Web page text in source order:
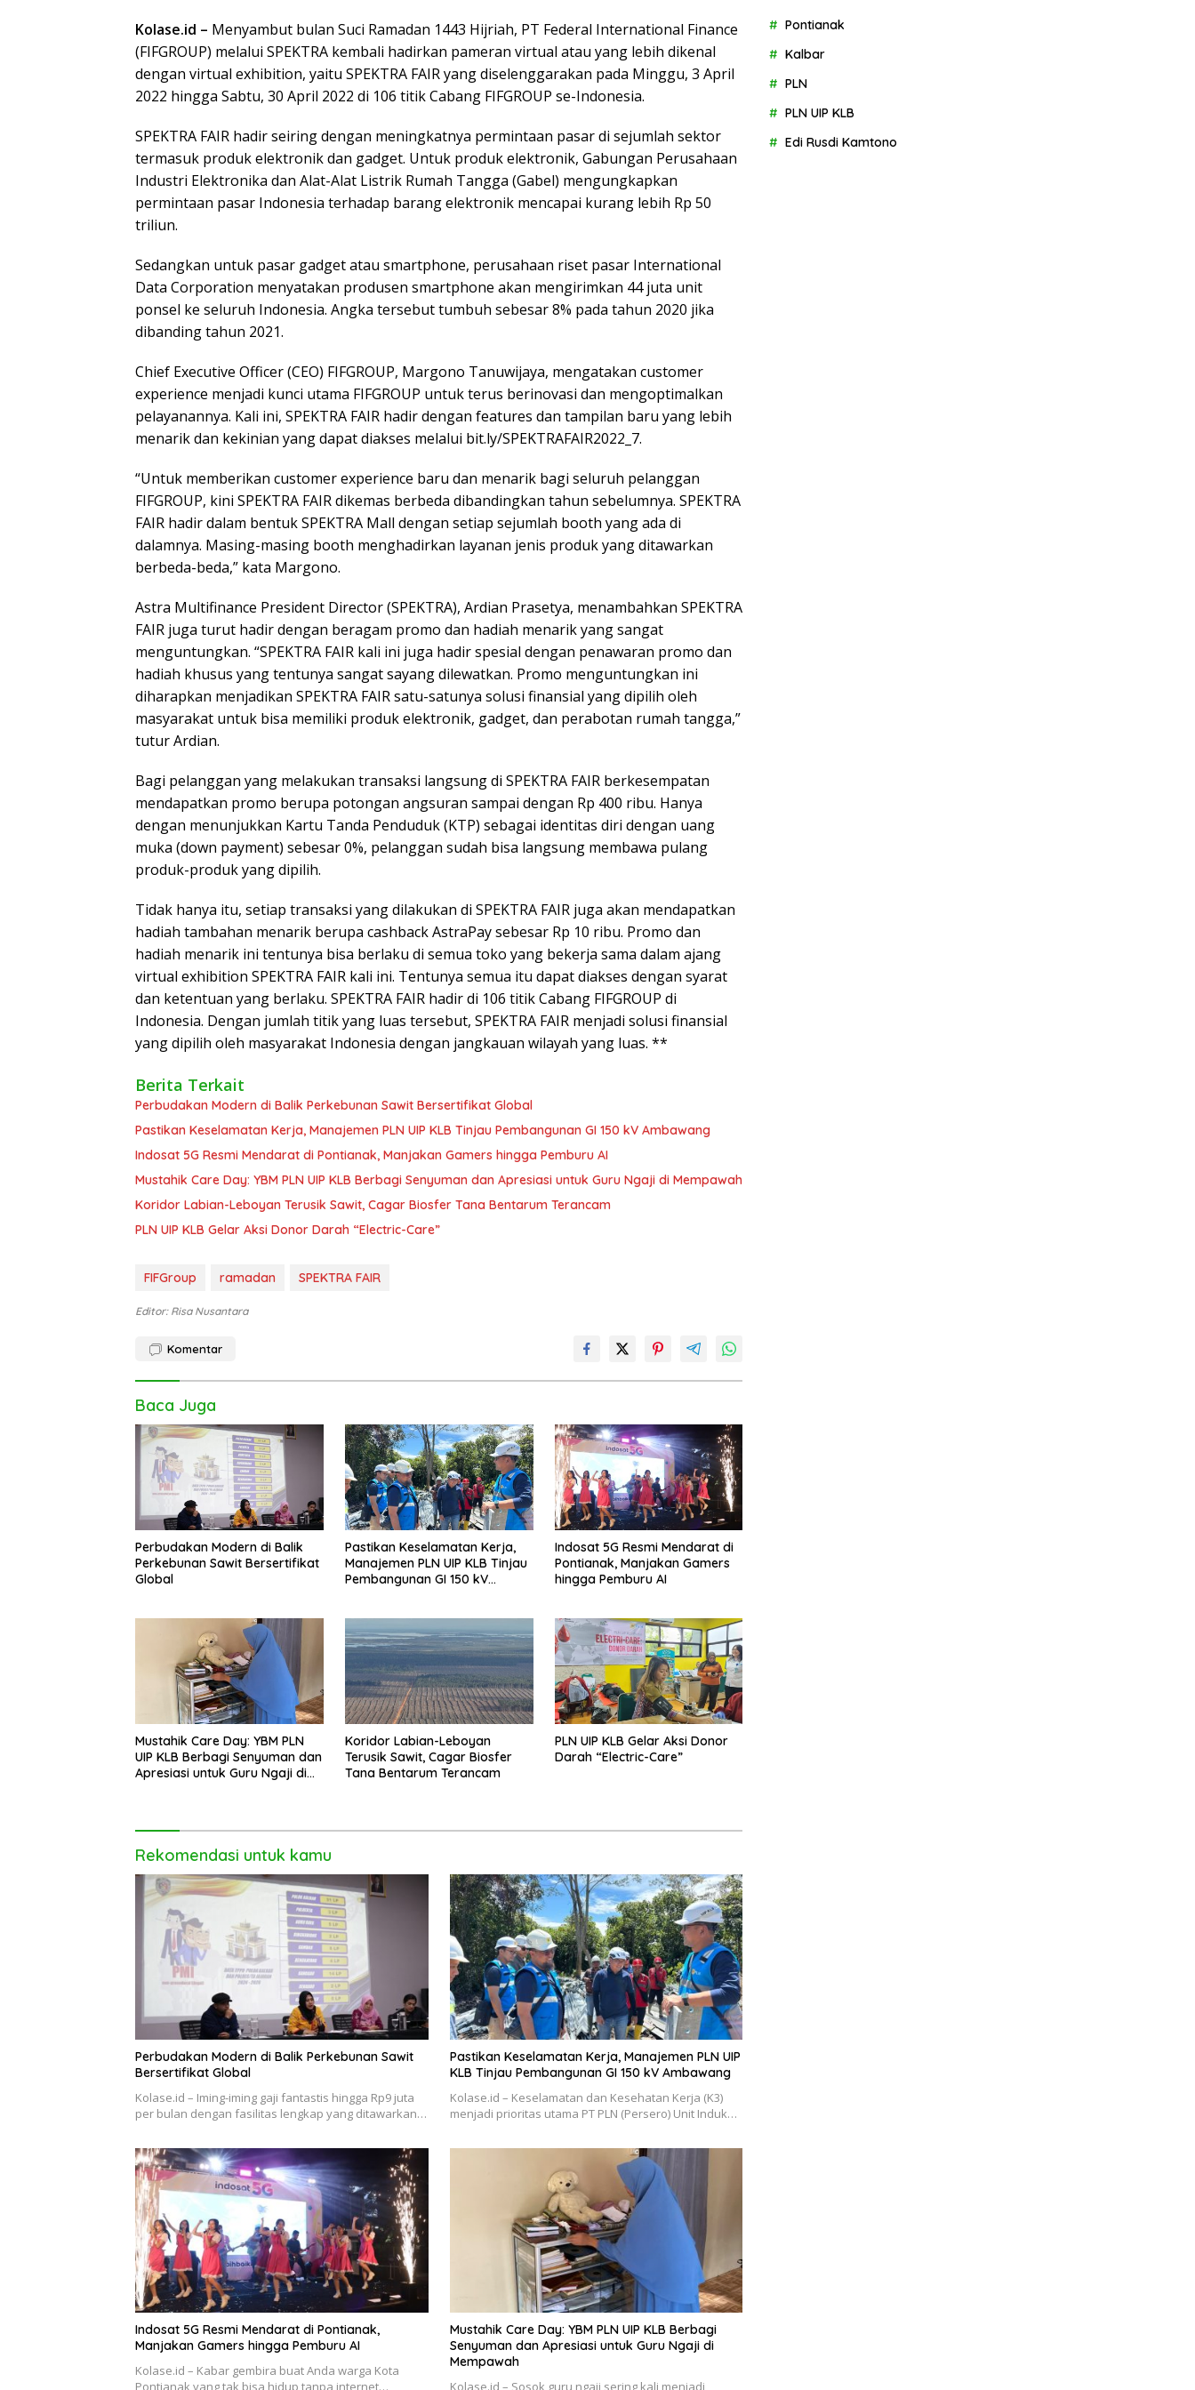
Kolase.id – Menyambut bulan Suci Ramadan 1443 Hijriah, PT Federal International Finance
(FIFGROUP) melalui SPEKTRA kembali hadirkan pameran virtual atau yang lebih dikenal
dengan virtual exhibition, yaitu SPEKTRA FAIR yang diselenggarakan pada Minggu, 3 April
2022 hingga Sabtu, 30 April 2022 di 106 titik Cabang FIFGROUP se-Indonesia.
SPEKTRA FAIR hadir seiring dengan meningkatnya permintaan pasar di sejumlah sektor
termasuk produk elektronik dan gadget. Untuk produk elektronik, Gabungan Perusahaan
Industri Elektronika dan Alat-Alat Listrik Rumah Tangga (Gabel) mengungkapkan
permintaan pasar Indonesia terhadap barang elektronik mencapai kurang lebih Rp 50
triliun.
Sedangkan untuk pasar gadget atau smartphone, perusahaan riset pasar International
Data Corporation menyatakan produsen smartphone akan mengirimkan 44 juta unit
ponsel ke seluruh Indonesia. Angka tersebut tumbuh sebesar 8% pada tahun 2020 jika
dibanding tahun 2021.
Chief Executive Officer (CEO) FIFGROUP, Margono Tanuwijaya, mengatakan customer
experience menjadi kunci utama FIFGROUP untuk terus berinovasi dan mengoptimalkan
pelayanannya. Kali ini, SPEKTRA FAIR hadir dengan features dan tampilan baru yang lebih
menarik dan kekinian yang dapat diakses melalui bit.ly/SPEKTRAFAIR2022_7.
“Untuk memberikan customer experience baru dan menarik bagi seluruh pelanggan
FIFGROUP, kini SPEKTRA FAIR dikemas berbeda dibandingkan tahun sebelumnya. SPEKTRA
FAIR hadir dalam bentuk SPEKTRA Mall dengan setiap sejumlah booth yang ada di
dalamnya. Masing-masing booth menghadirkan layanan jenis produk yang ditawarkan
berbeda-beda,” kata Margono.
Astra Multifinance President Director (SPEKTRA), Ardian Prasetya, menambahkan SPEKTRA
FAIR juga turut hadir dengan beragam promo dan hadiah menarik yang sangat
menguntungkan. “SPEKTRA FAIR kali ini juga hadir spesial dengan penawaran promo dan
hadiah khusus yang tentunya sangat sayang dilewatkan. Promo menguntungkan ini
diharapkan menjadikan SPEKTRA FAIR satu-satunya solusi finansial yang dipilih oleh
masyarakat untuk bisa memiliki produk elektronik, gadget, dan perabotan rumah tangga,”
tutur Ardian.
Bagi pelanggan yang melakukan transaksi langsung di SPEKTRA FAIR berkesempatan
mendapatkan promo berupa potongan angsuran sampai dengan Rp 400 ribu. Hanya
dengan menunjukkan Kartu Tanda Penduduk (KTP) sebagai identitas diri dengan uang
muka (down payment) sebesar 0%, pelanggan sudah bisa langsung membawa pulang
produk-produk yang dipilih.
Tidak hanya itu, setiap transaksi yang dilakukan di SPEKTRA FAIR juga akan mendapatkan
hadiah tambahan menarik berupa cashback AstraPay sebesar Rp 10 ribu. Promo dan
hadiah menarik ini tentunya bisa berlaku di semua toko yang bekerja sama dalam ajang
virtual exhibition SPEKTRA FAIR kali ini. Tentunya semua itu dapat diakses dengan syarat
dan ketentuan yang berlaku. SPEKTRA FAIR hadir di 106 titik Cabang FIFGROUP di
Indonesia. Dengan jumlah titik yang luas tersebut, SPEKTRA FAIR menjadi solusi finansial
yang dipilih oleh masyarakat Indonesia dengan jangkauan wilayah yang luas. **
Berita Terkait
Perbudakan Modern di Balik Perkebunan Sawit Bersertifikat Global
Pastikan Keselamatan Kerja, Manajemen PLN UIP KLB Tinjau Pembangunan GI 150 kV Ambawang
Indosat 5G Resmi Mendarat di Pontianak, Manjakan Gamers hingga Pemburu AI
Mustahik Care Day: YBM PLN UIP KLB Berbagi Senyuman dan Apresiasi untuk Guru Ngaji di Mempawah
Koridor Labian-Leboyan Terusik Sawit, Cagar Biosfer Tana Bentarum Terancam
PLN UIP KLB Gelar Aksi Donor Darah “Electric-Care”
FIFGroup ramadan SPEKTRA FAIR
Editor: Risa Nusantara
Komentar
Baca Juga
Perbudakan Modern di Balik
Perkebunan Sawit Bersertifikat
Global
Pastikan Keselamatan Kerja,
Manajemen PLN UIP KLB Tinjau
Pembangunan GI 150 kV
Indosat 5G Resmi Mendarat di
Pontianak, Manjakan Gamers
hingga Pemburu AI
Mustahik Care Day: YBM PLN
UIP KLB Berbagi Senyuman dan
Apresiasi untuk Guru Ngaji di
Koridor Labian-Leboyan
Terusik Sawit, Cagar Biosfer
Tana Bentarum Terancam
PLN UIP KLB Gelar Aksi Donor
Darah “Electric-Care”
Rekomendasi untuk kamu
Perbudakan Modern di Balik Perkebunan Sawit
Bersertifikat Global
Kolase.id – Iming-iming gaji fantastis hingga Rp9 juta
per bulan dengan fasilitas lengkap yang ditawarkan…
Pastikan Keselamatan Kerja, Manajemen PLN UIP
KLB Tinjau Pembangunan GI 150 kV Ambawang
Kolase.id – Keselamatan dan Kesehatan Kerja (K3)
menjadi prioritas utama PT PLN (Persero) Unit Induk…
Indosat 5G Resmi Mendarat di Pontianak,
Manjakan Gamers hingga Pemburu AI
Kolase.id – Kabar gembira buat Anda warga Kota
Pontianak yang tak bisa hidup tanpa internet…
Mustahik Care Day: YBM PLN UIP KLB Berbagi
Senyuman dan Apresiasi untuk Guru Ngaji di
Mempawah
Kolase.id – Sosok guru ngaji sering kali menjadi
Pontianak
Kalbar
PLN
PLN UIP KLB
Edi Rusdi Kamtono